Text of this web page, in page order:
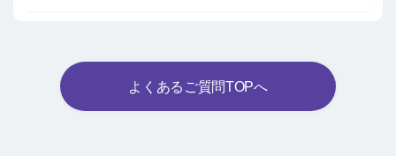
よくあるご質問TOPへ